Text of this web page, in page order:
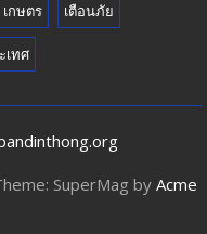
เกษตร เตือนภัย
เทศ
SuperMag byAcme